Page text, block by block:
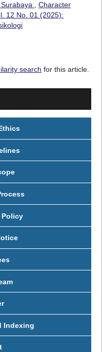
, Character
12 No. 01 (2025):
search for this article.
Policy
Indexing